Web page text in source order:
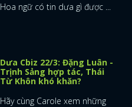
Hoa ngữ có tin dưa gì được ...
Dưa Cbiz 22/3: Đặng Luân -
Trịnh Sảng hợp tác, Thái
Từ Khôn khó khăn?
Hãy cùng Carole xem những